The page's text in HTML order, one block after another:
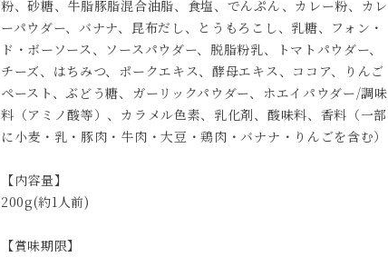
粉、砂糖、牛脂豚脂混合油脂、食塩、でんぷん、カレー粉、カレ
ーパウダー、バナナ、昆布だし、とうもろこし、乳糖、フォン・
ド・ボーソース、ソースパウダー、脱脂粉乳、トマトパウダー、
チーズ、はちみつ、ポークエキス、酵母エキス、ココア、りんご
ペースト、ぶどう糖、ガーリックパウダー、ホエイパウダー/調味
料（アミノ酸等）、カラメル色素、乳化剤、酸味料、香料（一部
に小麦・乳・豚肉・牛肉・大豆・鶏肉・バナナ・りんごを含む）
【内容量】
200g(約1人前)
【賞味期限】